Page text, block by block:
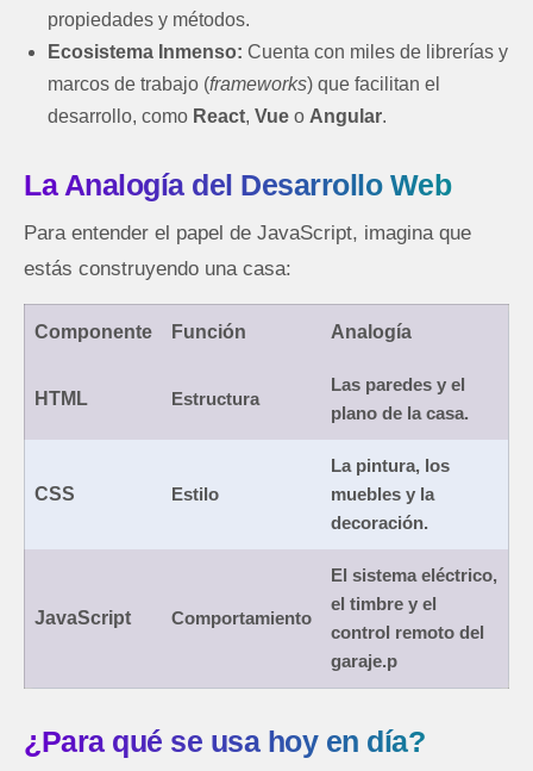
propiedades y métodos.
Ecosistema Inmenso: Cuenta con miles de librerías y
marcos de trabajo (frameworks) que facilitan el
desarrollo, como React, Vue o Angular.
La Analogía del Desarrollo Web
Para entender el papel de JavaScript, imagina que
estás construyendo una casa:
Componente Función Analogía
HTML Estructura
Las paredes y el
plano de la casa.
CSS Estilo
La pintura, los
muebles y la
decoración.
JavaScript Comportamiento
El sistema eléctrico,
el timbre y el
control remoto del
garaje.p
¿Para qué se usa hoy en día?